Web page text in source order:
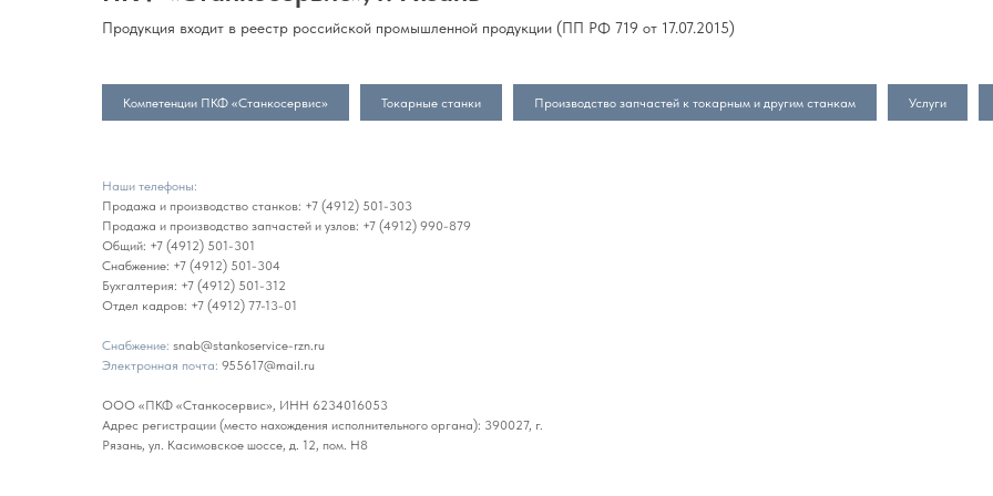
Продукция входит в реестр российской промышленной продукции (ПП РФ 719 от 17.07.2015)
Компетенции ПКФ «Станкосервис» Токарные станки Производство запчастей к токарным и другим станкам Услуги
Наши телефоны:
Продажа и производство станков: +7 (4912) 501-303
Продажа и производство запчастей и узлов: +7 (4912) 990-879
Общий: +7 (4912) 501-301
Снабжение: +7 (4912) 501-304
Бухгалтерия: +7 (4912) 501-312
Отдел кадров: +7 (4912) 77-13-01
Снабжение: snab@stankoservice-rzn.ru
Электронная почта: 955617@mail.ru
ООО «ПКФ «Станкосервис», ИНН 6234016053
Адрес регистрации (место нахождения исполнительного органа): 390027, г.
Рязань, ул. Касимовское шоссе, д. 12, пом. Н8